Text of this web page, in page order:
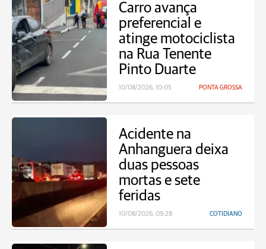
Carro avança
preferencial e
atinge motociclista
na Rua Tenente
Pinto Duarte
10/08/2026, 10:05 PONTA GROSSA
Acidente na
Anhanguera deixa
duas pessoas
mortas e sete
feridas
10/08/2026, 09:28 COTIDIANO